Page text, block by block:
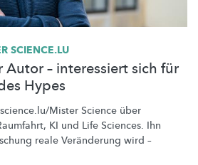
SCIENCE.LU
Autor – interessiert sich für
Hypes
science.lu/Mister Science über
KI und Life Sciences. Ihn
reale Veränderung wird –